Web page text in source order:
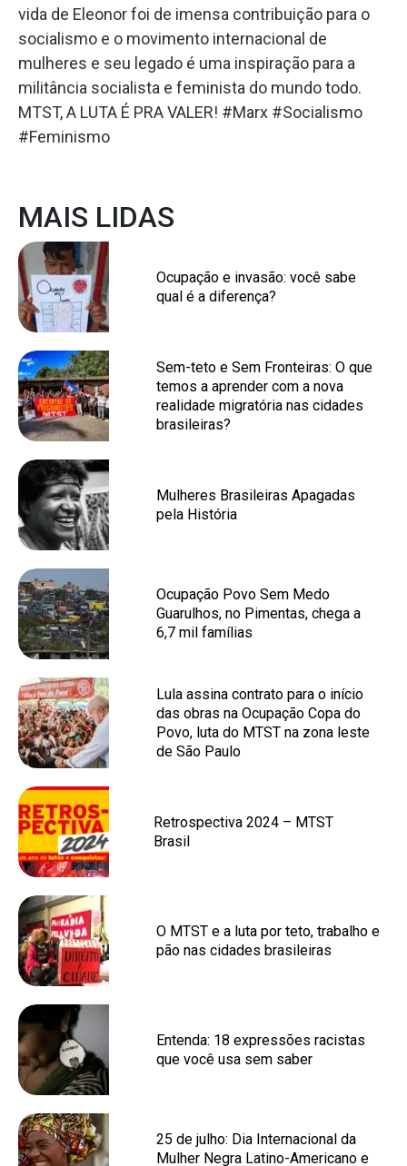
vida de Eleonor foi de imensa contribuição para o
socialismo e o movimento internacional de
mulheres e seu legado é uma inspiração para a
militância socialista e feminista do mundo todo.
MTST, A LUTA É PRA VALER! #Marx #Socialismo
#Feminismo
MAIS LIDAS
Ocupação e invasão: você sabe
qual é a diferença?
Sem-teto e Sem Fronteiras: O que
temos a aprender com a nova
realidade migratória nas cidades
brasileiras?
Mulheres Brasileiras Apagadas
pela História
Ocupação Povo Sem Medo
Guarulhos, no Pimentas, chega a
6,7 mil famílias
Lula assina contrato para o início
das obras na Ocupação Copa do
Povo, luta do MTST na zona leste
de São Paulo
Retrospectiva 2024 – MTST
Brasil
O MTST e a luta por teto, trabalho e
pão nas cidades brasileiras
Entenda: 18 expressões racistas
que você usa sem saber
25 de julho: Dia Internacional da
Mulher Negra Latino-Americano e